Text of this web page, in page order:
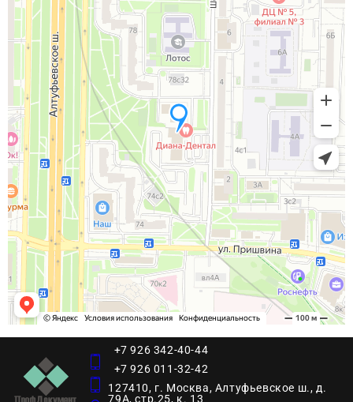
+7 926 342-40-44
+7 926 011-32-42
127410, г. Москва, Алтуфьевское ш., д.
79А, стр.25, к. 13​